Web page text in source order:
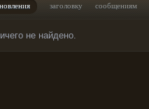
заголовку сообщениям
не найдено.